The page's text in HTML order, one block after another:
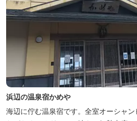
浜辺の温泉宿かめや
海辺に佇む温泉宿です。全室オーシャ